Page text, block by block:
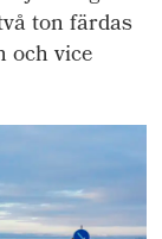
ton färdas
och vice